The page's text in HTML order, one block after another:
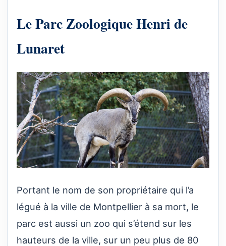
Le Parc Zoologique Henri de
Lunaret
Portant le nom de son propriétaire qui l’a
légué à la ville de Montpellier à sa mort, le
parc est aussi un zoo qui s’étend sur les
hauteurs de la ville, sur un peu plus de 80